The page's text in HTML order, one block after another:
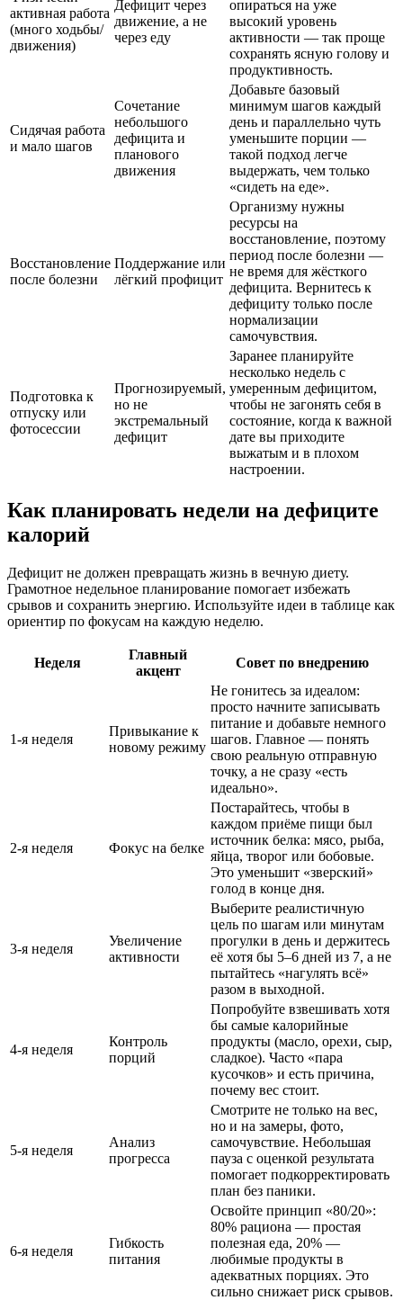
активная работа
(много ходьбы/
движения)
Дефицит через
движение, а не
через еду
опираться на уже
высокий уровень
активности — так проще
сохранять ясную голову и
продуктивность.
Сидячая работа
и мало шагов
Сочетание
небольшого
дефицита и
планового
движения
Добавьте базовый
минимум шагов каждый
день и параллельно чуть
уменьшите порции —
такой подход легче
выдержать, чем только
«сидеть на еде».
Восстановление
после болезни
Поддержание или
лёгкий профицит
Организму нужны
ресурсы на
восстановление, поэтому
период после болезни —
не время для жёсткого
дефицита. Вернитесь к
дефициту только после
нормализации
самочувствия.
Подготовка к
отпуску или
фотосессии
Прогнозируемый,
но не
экстремальный
дефицит
Заранее планируйте
несколько недель с
умеренным дефицитом,
чтобы не загонять себя в
состояние, когда к важной
дате вы приходите
выжатым и в плохом
настроении.
Как планировать недели на дефиците
калорий
Дефицит не должен превращать жизнь в вечную диету.
Грамотное недельное планирование помогает избежать
срывов и сохранить энергию. Используйте идеи в таблице как
ориентир по фокусам на каждую неделю.
Неделя
Главный
акцент
Совет по внедрению
1-я неделя
Привыкание к
новому режиму
Не гонитесь за идеалом:
просто начните записывать
питание и добавьте немного
шагов. Главное — понять
свою реальную отправную
точку, а не сразу «есть
идеально».
2-я неделя Фокус на белке
Постарайтесь, чтобы в
каждом приёме пищи был
источник белка: мясо, рыба,
яйца, творог или бобовые.
Это уменьшит «зверский»
голод в конце дня.
3-я неделя
Увеличение
активности
Выберите реалистичную
цель по шагам или минутам
прогулки в день и держитесь
её хотя бы 5–6 дней из 7, а не
пытайтесь «нагулять всё»
разом в выходной.
4-я неделя
Контроль
порций
Попробуйте взвешивать хотя
бы самые калорийные
продукты (масло, орехи, сыр,
сладкое). Часто «пара
кусочков» и есть причина,
почему вес стоит.
5-я неделя
Анализ
прогресса
Смотрите не только на вес,
но и на замеры, фото,
самочувствие. Небольшая
пауза с оценкой результата
помогает подкорректировать
план без паники.
6-я неделя
Гибкость
питания
Освойте принцип «80/20»:
80% рациона — простая
полезная еда, 20% —
любимые продукты в
адекватных порциях. Это
сильно снижает риск срывов.